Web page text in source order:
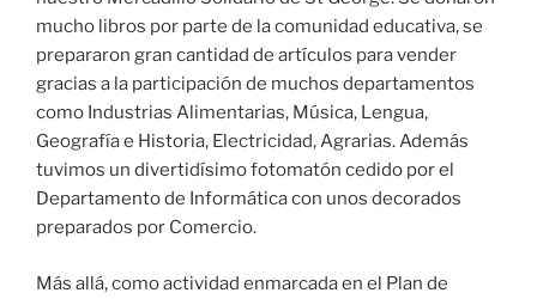
mucho libros por parte de la comunidad educativa, se
prepararon gran cantidad de artículos para vender
gracias a la participación de muchos departamentos
como Industrias Alimentarias, Música, Lengua,
Geografía e Historia, Electricidad, Agrarias. Además
tuvimos un divertidísimo fotomatón cedido por el
Departamento de Informática con unos decorados
preparados por Comercio.
Más allá, como actividad enmarcada en el Plan de